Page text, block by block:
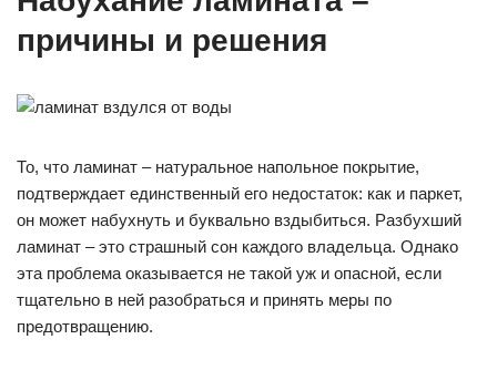
причины и решения
То, что ламинат – натуральное напольное покрытие,
подтверждает единственный его недостаток: как и паркет,
он может набухнуть и буквально вздыбиться. Разбухший
ламинат – это страшный сон каждого владельца. Однако
эта проблема оказывается не такой уж и опасной, если
тщательно в ней разобраться и принять меры по
предотвращению.